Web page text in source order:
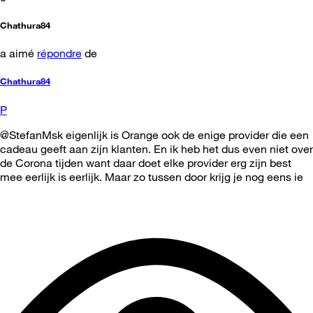
Chathura84
a aimé répondre de
Chathura84
P
@StefanMsk eigenlijk is Orange ook de enige provider die een
cadeau geeft aan zijn klanten. En ik heb het dus even niet over
de Corona tijden want daar doet elke provider erg zijn best
mee eerlijk is eerlijk. Maar zo tussen door krijg je nog eens ie